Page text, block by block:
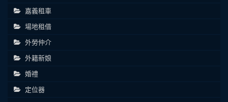
嘉義租車
場地租借
外勞仲介
外籍新娘
婚禮
定位器